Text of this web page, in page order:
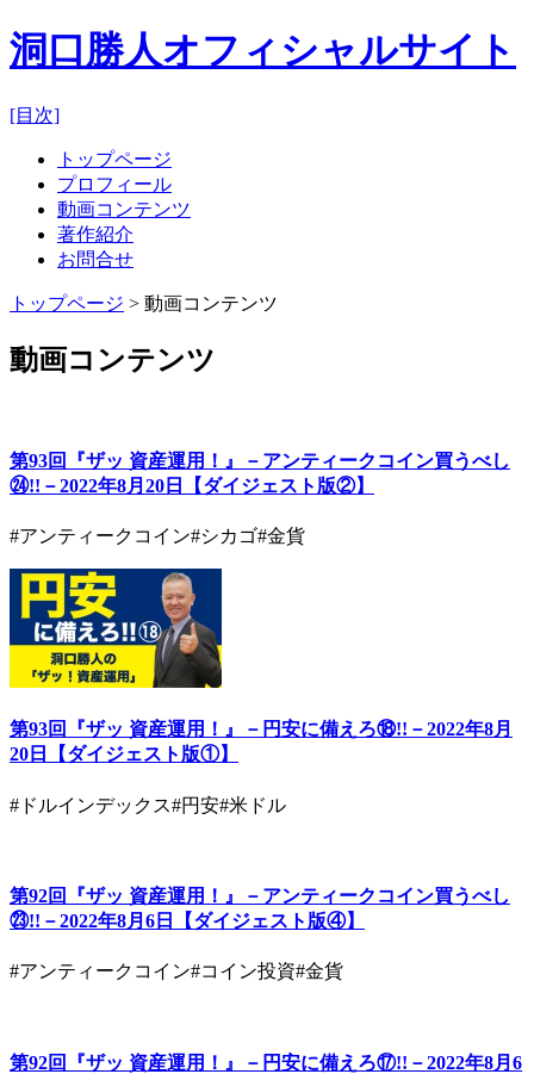
洞口勝人オフィシャルサイト
[目次]
トップページ
プロフィール
動画コンテンツ
著作紹介
お問合せ
トップページ > 動画コンテンツ
動画コンテンツ
第93回『ザッ 資産運用！』－アンティークコイン買うべし
㉔!!－2022年8月20日【ダイジェスト版②】
#アンティークコイン#シカゴ#金貨
第93回『ザッ 資産運用！』－円安に備えろ⑱!!－2022年8月
20日【ダイジェスト版①】
#ドルインデックス#円安#米ドル
第92回『ザッ 資産運用！』－アンティークコイン買うべし
㉓!!－2022年8月6日【ダイジェスト版④】
#アンティークコイン#コイン投資#金貨
第92回『ザッ 資産運用！』－円安に備えろ⑰!!－2022年8月6